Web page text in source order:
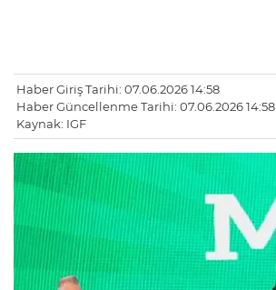
Haber Giriş Tarihi: 07.06.2026 14:58
Haber Güncellenme Tarihi: 07.06.2026 14:58
Kaynak: IGF